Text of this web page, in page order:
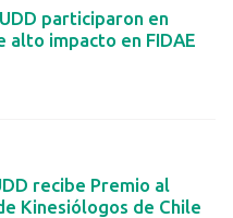
participaron en
impacto en FIDAE
recibe Premio al
Kinesiólogos de Chile